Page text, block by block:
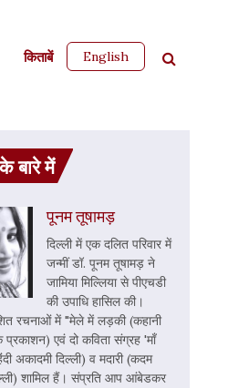
किताबें English
बारे में
पूनम तूषामड़
दिल्ली में एक दलित परिवार में
जन्मीं डॉ. पूनम तूषामड़ ने
जामिया मिल्लिया से पीएचडी
की उपाधि हासिल की।
रचनाओं में "मेले में लड़की (कहानी
एवं दो कविता संग्रह 'माँ
अकादमी दिल्ली) व मदारी (कदम
शामिल हैं। संप्रति आप आंबेडकर